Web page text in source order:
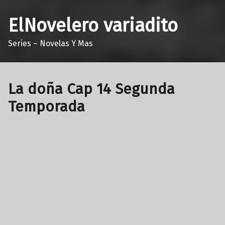
ElNovelero variadito
Series – Novelas Y Mas
La doña Cap 14 Segunda
Temporada